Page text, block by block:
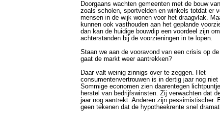
Doorgaans wachten gemeenten met de bouw
zoals scholen, sportvelden en winkels totdat er
mensen in de wijk wonen voor het draagvlak.
kunnen ook vasthouden aan het geplande
dan kan de huidige bouwdip een voordeel zijn
achterstanden bij de voorzieningen in te lopen.
Staan we aan de vooravond van een crisis op
gaat de markt weer aantrekken?
Daar valt weinig zinnigs over te zeggen. Het
consumentenvertrouwen is in dertig jaar nog
Sommige economen zien daarentegen
herstel van bedrijfswinsten. Zij verwachten dat
jaar nog aantrekt. Anderen zijn pessimistischer.
geen tekenen dat de hypotheekrente snel